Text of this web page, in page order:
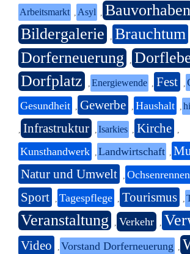
Arbeitsmarkt Asyl Bauvorhaben
Bildergalerie Brauchtum
Dorferneuerung
Dorfplatz Energiewende Fest
Gesundheit Gewerbe Haushalt
Infrastruktur Isarkies Kirche
Kunsthandwerk Landwirtschaft
Natur und Umwelt Ochsenrennen
Sport Tagespflege Tourismus
Veranstaltung Verkehr
Video Vorstand Dorferneuerung